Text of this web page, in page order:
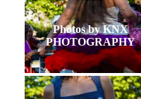
Photos by KNX
PHOTOGRAPHY